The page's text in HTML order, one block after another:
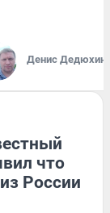
Денис Дедюхин
что
России